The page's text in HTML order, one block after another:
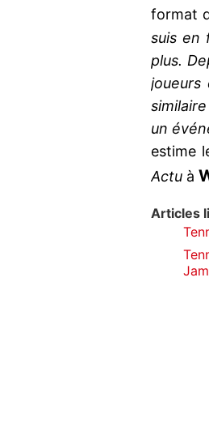
format
suis en
plus.
joueurs
un
estime
Actu à
Articles